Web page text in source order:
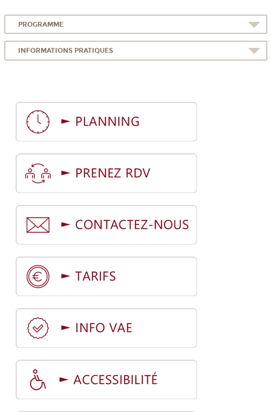
PROGRAMME
INFORMATIONS PRATIQUES